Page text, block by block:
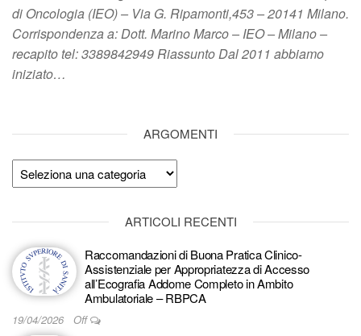
di Oncologia (IEO) – Via G. Ripamonti,453 – 20141 Milano.
Corrispondenza a: Dott. Marino Marco – IEO – Milano –
recapito tel: 3389842949 Riassunto Dal 2011 abbiamo
iniziato…
ARGOMENTI
Argomenti
ARTICOLI RECENTI
Raccomandazioni di Buona Pratica Clinico-
Assistenziale per Appropriatezza di Accesso
all’Ecografia Addome Completo in Ambito
Ambulatoriale – RBPCA
19/04/2026 Off